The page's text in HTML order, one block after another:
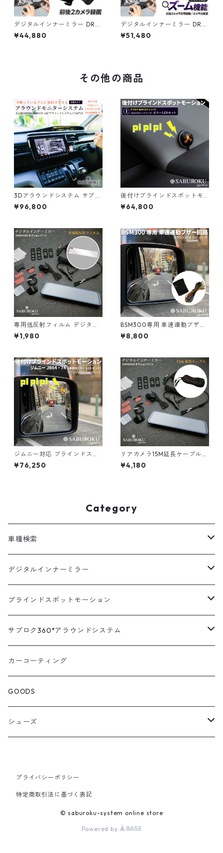
デジタルインナーミラー DRM
R490（本体＋アーム）【スズ
キ専用】 [ ドライブレコーダ
前後2カメラ 12インチ 前後同
¥44,880
デジタルインナーミラー DRM
R490（本体＋アーム）【アウ
ディ専用】 [ ドライブレコー
前後2カメラ 12インチ 前後同
時録画 衝撃検知 ]
¥51,480
その他の商品
3Dアラウンドシステム サブロ
ク CAM720 （汎用RCA映像出
力タイプ）[ アラウンドビュー
カメラ 録画機能付き バックカ
メラ マルチアングルカメラ 全
方位モニター マルチビューカ
メラ アラウンドモニター 画面
分割器 全方向カメラ ]
¥96,800
後付けブラインドスポットモ
ーション BSM-300 【汎用車
内インジケーター取付ピラーL
角検知 死角アシスト 後方 死角
接近 車線変更 警告 ランプ 点
灯 検出 注意喚起 センサー ]
¥64,800
専用低反射フィルム デジタル
インナーミラー DRMR490 オ
プション品
¥1,980
BSM300専用 車速連動ブザー
回路 [ 走行中のみウインカー
連動警告ブザーを使用したい
です ]
¥8,800
ジムニー対応 ブラインドスポ
ット モーション BSM-300
【ミラー/ブルーミラーLEDセ
¥76,250
リアカメラ15M延長ケーブル
デジタルインナーミラー DRM
R490 オプション品
¥4,180
Category
車種検索
汎用
トヨタ
ハイエース200系
アルファード・ヴェルファイア30系
エスティマ50系
ニッサン
エルグランドE52系
エルグランドE51系
ホンダ
オデッセイRC系
オデッセイRB系
S660
マツダ
ダイハツ
スバル
デジタルインナーミラー
汎用キット
車種別対応キット
トヨタ
ニッサン
オプション
交換アーム付きキット
ブラインドスポットモーション
汎用キット
車種別ミラー付セット
ON/OFFスイッチ
オプション
サブロク360°アラウンドシステム
アラウンドシステム本体
オプション
カーコーティング
GOODS
シューズ
STP
プライバシーポリシー
特定商取引法に基づく表記
© saburoku-system online store
Powered by